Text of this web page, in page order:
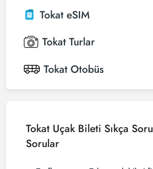
Tokat eSIM
Tokat Turlar
Tokat Otobüs
Tokat Uçak Bileti Sıkça
Sorular